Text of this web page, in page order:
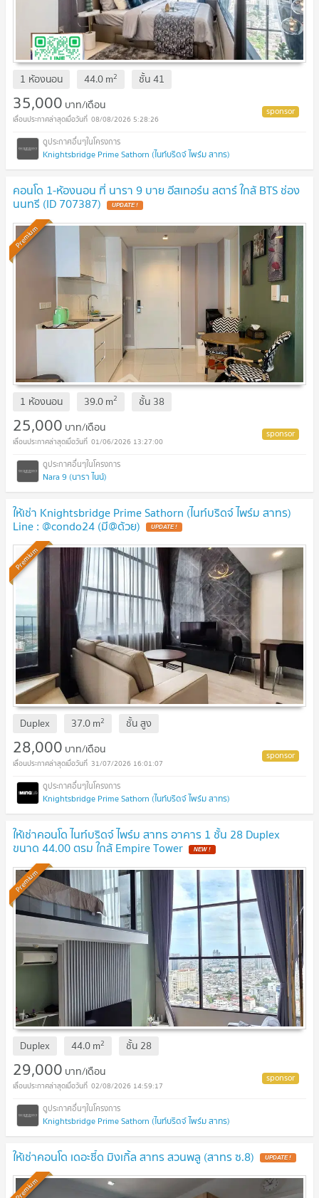
1 ห้องนอน 44.0m2 ชั้น41
35,000 บาท/เดือน
08/08/2026 5:28:26
Knightsbridge Prime Sathorn (ไนท์บริดจ์ ไพร์ม สาทร)
คอนโด 1-ห้องนอน ที่ นารา 9 บาย อีสเทอร์น สตาร์ ใกล้ BTS ช่อง
นนทรี (ID 707387)
Premium
1 ห้องนอน 39.0m2 ชั้น 38
25,000 บาท/เดือน
01/06/2026 13:27:00
Nara 9 (นารา ไนน์)
ให้เช่า Knightsbridge Prime Sathorn (ไนท์บริดจ์ ไพร์ม สาทร)
Line : @condo24 (มี@ด้วย)
Premium
Duplex 37.0m2 ชั้นสูง
28,000 บาท/เดือน
31/07/2026 16:01:07
Knightsbridge Prime Sathorn (ไนท์บริดจ์ ไพร์ม สาทร)
ให้เช่าคอนโด ไนท์บริดจ์ ไพร์ม สาทร อาคาร 1 ชั้น 28 Duplex
ขนาด 44.00 ตรม ใกล้ Empire Tower
Premium
Duplex 44.0m2 ชั้น 28
29,000 บาท/เดือน
02/08/2026 14:59:17
Knightsbridge Prime Sathorn (ไนท์บริดจ์ ไพร์ม สาทร)
ให้เช่าคอนโด เดอะซี้ด มิงเกิ้ล สาทร สวนพลู (สาทร ซ.8)
Premium